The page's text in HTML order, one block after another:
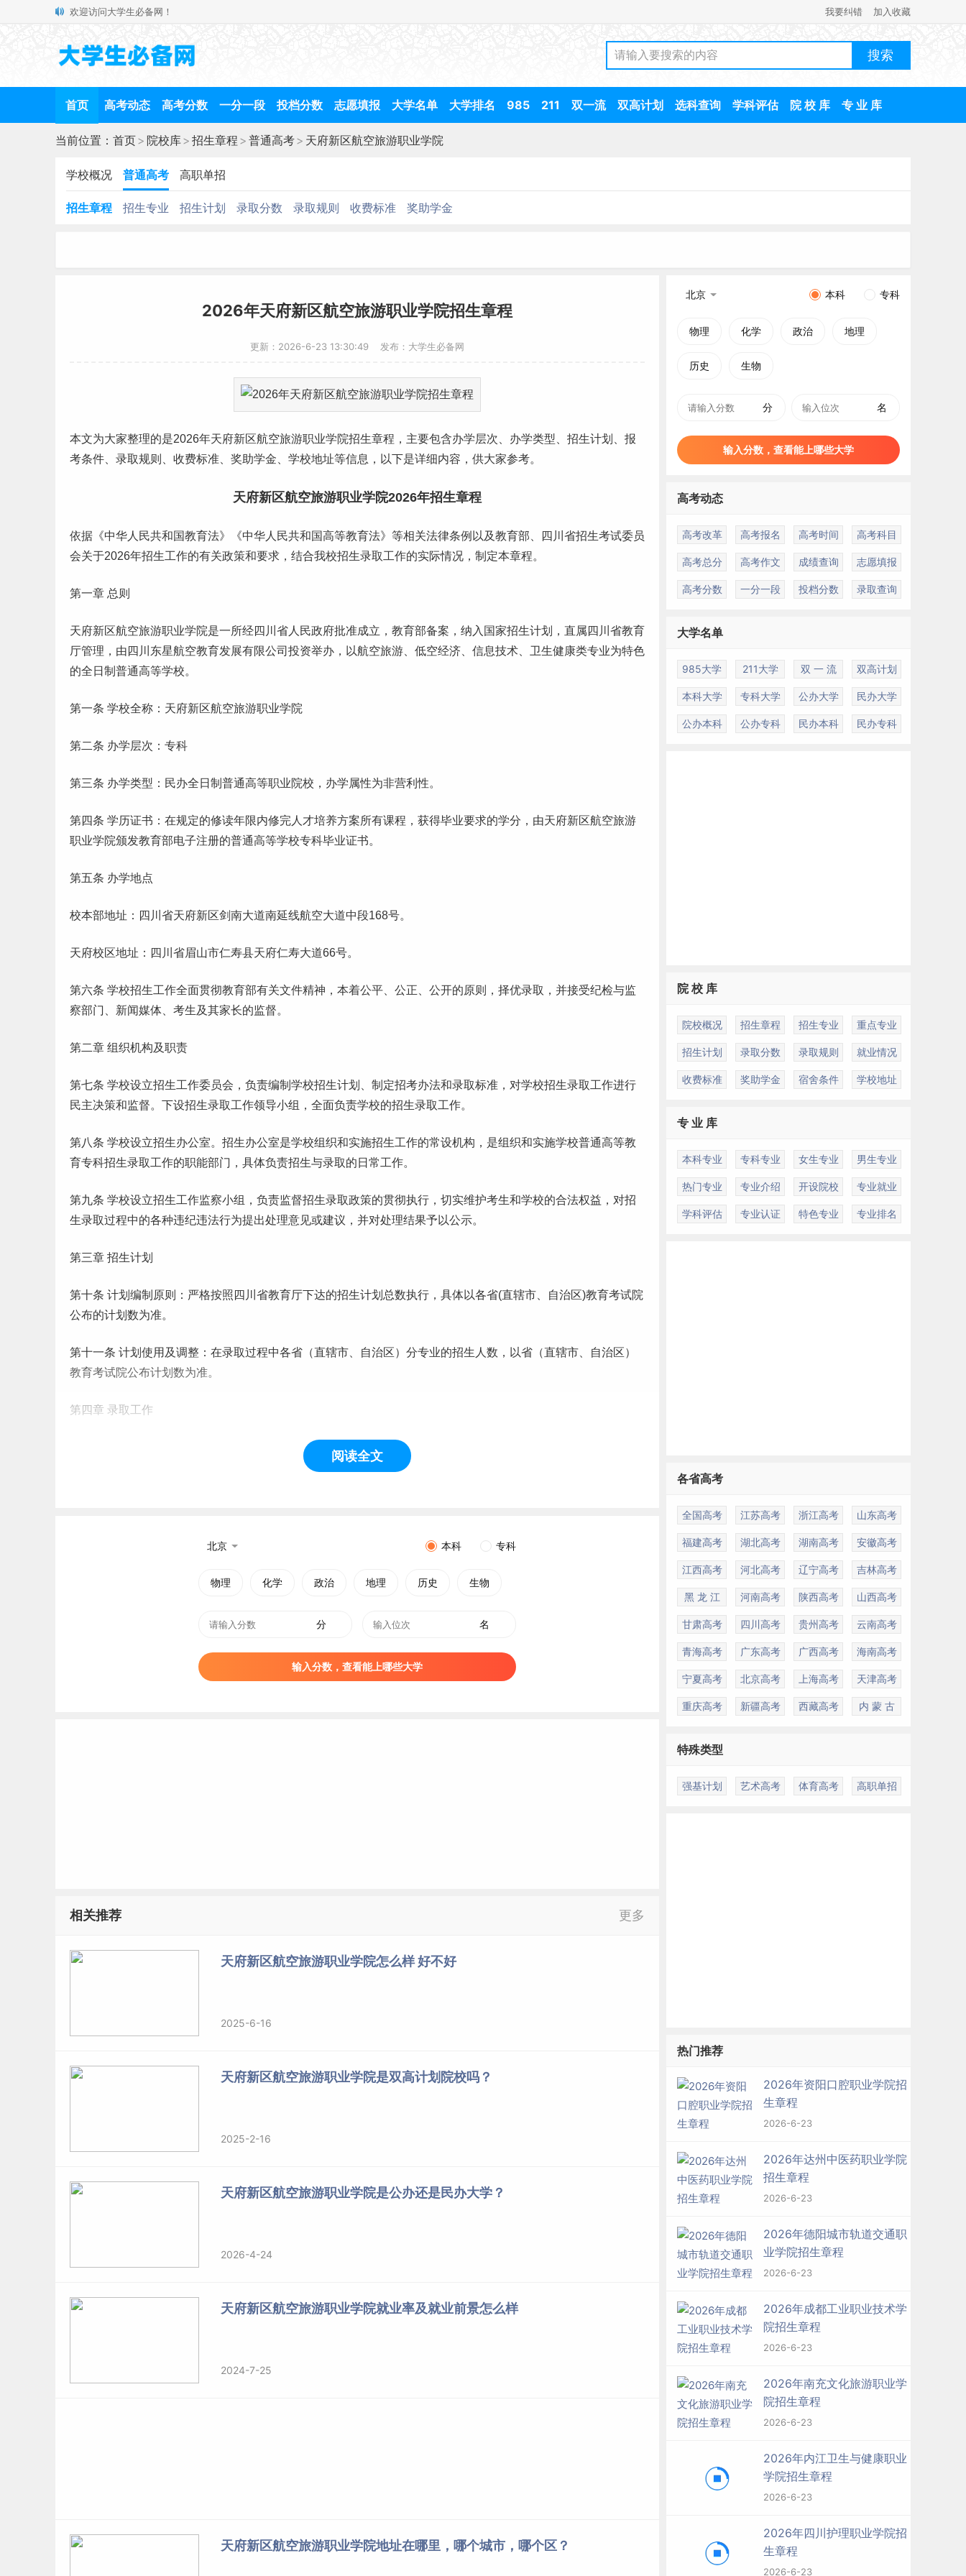
欢迎访问大学生必备网！ 我要纠错 加入收藏
首页 高考动态 高考分数 一分一段 投档分数 志愿填报 大学名单 大学排名 985 211 双一流 双高计划 选科查询 学科评估 院 校 库 专 业 库
当前位置： 首页> 院校库> 招生章程 > 普通高考> 天府新区航空旅游职业学院
学校概况 普通高考 高职单招
招生章程 招生专业 招生计划 录取分数 录取规则 收费标准 奖助学金
2026年天府新区航空旅游职业学院招生章程
更新：2026-6-23 13:30:49 发布：大学生必备网
本文为大家整理的是2026年天府新区航空旅游职业学院招生章程，主要包含办学层次、办学类型、招生计划、报
考条件、录取规则、 收费标准 、奖助学金、学校地址等信息，以下是详细内容，供大家参考。
天府新区航空旅游职业学院2026年招生章程
依据《中华人民共和国教育法》《中华人民共和国高等教育法》等相关法律条例以及教育部、 四川 省招生考试委员
会关于2026年招生工作的有关政策和要求，结合我校招生录取工作的实际情况，制定本章程。
第一章 总则
天府新区航空旅游职业学院是一所经四川省人民政府批准成立，教育部备案，纳入国家招生计划，直属四川省教育
厅管理，由四川东星航空教育发展有限公司投资举办，以航空旅游、低空经济、信息技术、卫生健康类专业为特色
的全日制普通高等学校。
第一条 学校全称：天府新区航空旅游职业学院
第二条 办学层次：专科
第三条 办学类型：民办全日制普通高等职业院校，办学属性为非营利性。
第四条 学历证书：在规定的修读年限内修完人才培养方案所有课程，获得毕业要求的学分，由天府新区航空旅游
职业学院颁发教育部电子注册的普通高等学校专科毕业证书。
第五条 办学地点
校本部地址：四川省天府新区剑南大道南延线航空大道中段168号。
天府校区地址：四川省眉山市仁寿县天府仁寿大道66号。
第六条 学校招生工作全面贯彻教育部有关文件精神，本着公平、公正、公开的原则，择优录取，并接受纪检与监
察部门、新闻媒体、考生及其家长的监督。
第二章 组织机构及职责
第七条 学校设立招生工作委员会，负责编制学校招生计划、制定招考办法和录取标准，对学校招生录取工作进行
民主决策和监督。下设招生录取工作领导小组，全面负责学校的招生录取工作。
第八条 学校设立招生办公室。招生办公室是学校组织和实施招生工作的常设机构，是组织和实施学校普通高等教
育专科招生录取工作的职能部门，具体负责招生与录取的日常工作。
第九条 学校设立招生工作监察小组，负责监督招生录取政策的贯彻执行，切实维护考生和学校的合法权益，对招
生录取过程中的各种违纪违法行为提出处理意见或建议，并对处理结果予以公示。
第三章 招生计划
第十条 计划编制原则：严格按照四川省教育厅下达的招生计划总数执行，具体以各省(直辖市、自治区)教育考试院
公布的计划数为准。
第十一条 计划使用及调整：在录取过程中各省（直辖市、自治区）分专业的招生人数，以省（直辖市、自治区）
教育考试院公布计划数为准。
第四章 录取工作
第十二条 学校坚持“公平、公正、公开”原则，择优录取。
第十四条 学校招生专业不限外语语种，入学后公共外语统一为英语。
第十五条 报考我校的考生身体状况均需符合《普通高等学校招生体检工作指导意见》及有关补充规定的要求。
报考我校以下专业的考生建议参看以下报名条件：
1.空中乘务、民航空中安全保卫、高速铁路客运服务专业根据专业特点及行业要求，报考该专业考生面部、颈部、
手部及其他部位无文身、明显疤痕、胎记，无任何传染性和心理疾患，体重匀称（标准体重上下浮动10%以内，标
的其它专业；若考生不服从专业调配，我校将作退档处理。
第十七条
类专业成绩认定与录取原则：我校艺术类专业成绩以招生计划投放省（直辖市、自治区）统一组织
化成绩再相同时，则依次按语文、数学、外语成绩高低确定顺序录取。
的专业考试成绩为准。对进档到我校的体育类专业考生，按照“专业志愿优先”原则，依照专业成绩从高到低择优录
第十九条 按照教育部的相关规定，新生未经录取院校同意，逾期不报到者视为自行放弃入学资格。
件者，由学校根据具体情况进行处理。凡徇私舞弊者一律取消入学资格。
第二十二条 学生退学退费办法按《四川省教育厅四川省发展和改革委员会关于进一步规范民办高校收费管理的通
第二十四条 学校抽调政治思想素质好、业务能力强的本校专业教师和干部参加招生宣传和录取工作，并不委托任
阅读全文
北京 本科 专科
物理 化学 政治 地理 历史 生物
分 名
输入分数，查看能上哪些大学
相关推荐 更多
天府新区航空旅游职业学院怎么样 好不好
2025-6-16
天府新区航空旅游职业学院是双高计划院校吗？
2025-2-16
天府新区航空旅游职业学院是公办还是民办大学？
2026-4-24
天府新区航空旅游职业学院就业率及就业前景怎么样
2024-7-25
天府新区航空旅游职业学院地址在哪里，哪个城市，哪个区？
北京 本科 专科
物理 化学 政治 地理
历史 生物
分 名
输入分数，查看能上哪些大学
高考动态
高考改革 高考报名 高考时间 高考科目
高考总分 高考作文 成绩查询 志愿填报
高考分数 一分一段 投档分数 录取查询
大学名单
985大学 211大学 双 一 流 双高计划
本科大学 专科大学 公办大学 民办大学
公办本科 公办专科 民办本科 民办专科
院 校 库
院校概况 招生章程 招生专业 重点专业
招生计划 录取分数 录取规则 就业情况
收费标准 奖助学金 宿舍条件 学校地址
专 业 库
本科专业 专科专业 女生专业 男生专业
热门专业 专业介绍 开设院校 专业就业
学科评估 专业认证 特色专业 专业排名
各省高考
全国高考 江苏高考 浙江高考 山东高考
福建高考 湖北高考 湖南高考 安徽高考
江西高考 河北高考 辽宁高考 吉林高考
黑 龙 江 河南高考 陕西高考 山西高考
甘肃高考 四川高考 贵州高考 云南高考
青海高考 广东高考 广西高考 海南高考
宁夏高考 北京高考 上海高考 天津高考
重庆高考 新疆高考 西藏高考 内 蒙 古
特殊类型
强基计划 艺术高考 体育高考 高职单招
热门推荐
2026年资阳口腔职业学院招
生章程
2026-6-23
2026年达州中医药职业学院
招生章程
2026-6-23
2026年德阳城市轨道交通职
业学院招生章程
2026-6-23
2026年成都工业职业技术学
院招生章程
2026-6-23
2026年南充文化旅游职业学
院招生章程
2026-6-23
2026年内江卫生与健康职业
学院招生章程
2026-6-23
2026年四川护理职业学院招
生章程
2026-6-23